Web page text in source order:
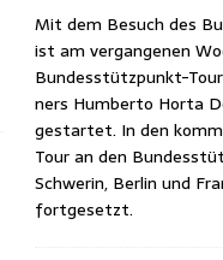
Mit dem Besuch des
ist am ver­gan­ge­nen
Bun­des­stütz­punkt-
ners Hum­ber­to Horta
gestar­tet. In den
Tour an den
Schwe­rin, Ber­lin und
fortgesetzt.